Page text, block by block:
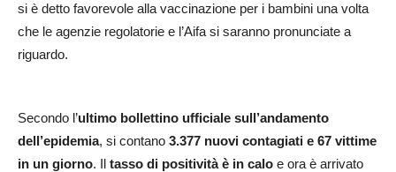
si è detto favorevole alla vaccinazione per i bambini una volta
che le agenzie regolatorie e l’Aifa si saranno pronunciate a
riguardo.
Secondo l’ultimo bollettino ufficiale sull’andamento
dell’epidemia, si contano 3.377 nuovi contagiati e 67 vittime
in un giorno. Il tasso di positività è in calo e ora è arrivato